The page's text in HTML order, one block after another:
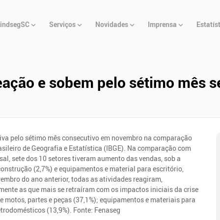
Serviços Novidades Imprensa
e sobem pelo sétimo mês
pelo sétimo mês consecutivo em novembro na comparação
de Geografia e Estatística (IBGE). Na comparação com
sete dos 10 setores tiveram aumento das vendas, sob a
(2,7%) e equipamentos e material para escritório,
do ano anterior, todas as atividades reagiram,
as que mais se retraíram com os impactos iniciais da crise
partes e peças (37,1%); equipamentos e materiais para
(13,9%). Fonte: Fenaseg